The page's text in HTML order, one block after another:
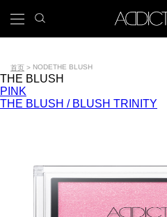
转
到
要
内
容
Main
Tools
icon
面
包
首页 NODETHE BLUSH
THE BLUSH
PINK
THE BLUSH / BLUSH TRINITY